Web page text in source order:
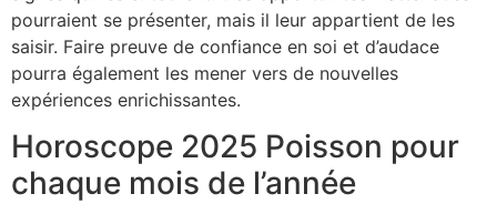
pourraient se présenter, mais il leur appartient de les
saisir. Faire preuve de confiance en soi et d’audace
pourra également les mener vers de nouvelles
expériences enrichissantes.
Horoscope 2025 Poisson pour
chaque mois de l’année